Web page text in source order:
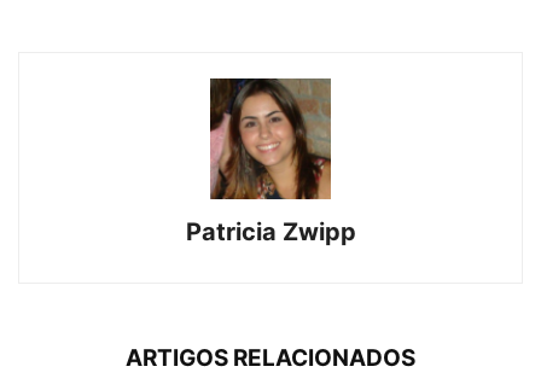
Patricia Zwipp
ARTIGOS RELACIONADOS